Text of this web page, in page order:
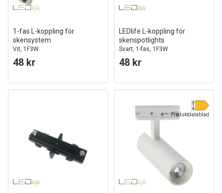
1-fas L-koppling för
skensystem
Vit, 1F3W
48 kr
LEDlife L-koppling för
skenspotlights
Svart, 1-fas, 1F3W
48 kr
Produktdatablad